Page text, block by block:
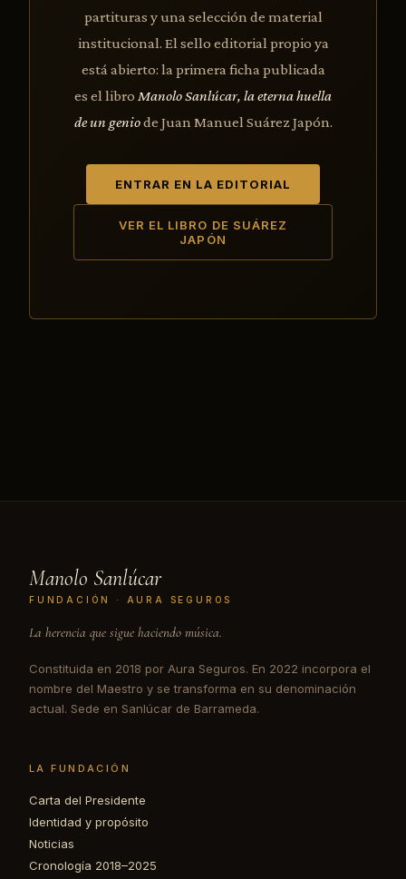
partituras y una selección de material
institucional. El sello editorial propio ya
está abierto: la primera ficha publicada
es el libro Manolo Sanlúcar, la eterna huella
de un geniode Juan Manuel Suárez Japón.
ENTRAR EN LA EDITORIAL
VER EL LIBRO DE SUÁREZ
JAPÓN
Manolo Sanlúcar
FUNDACIÓN · AURA SEGUROS
La herencia que sigue haciendo música.
Constituida en 2018 por Aura Seguros. En 2022 incorpora el
nombre del Maestro y se transforma en su denominación
actual. Sede en Sanlúcar de Barrameda.
LA FUNDACIÓN
Carta del Presidente
Identidad y propósito
Noticias
Cronología 2018–2025